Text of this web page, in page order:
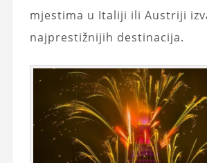
mjestima u Italiji ili Austriji
najprestižnijih destinacija.